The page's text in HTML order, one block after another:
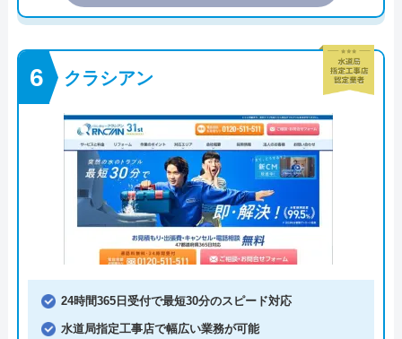
クラシアン
24時間365日受付で最短30分のスピード対応
水道局指定工事店で幅広い業務が可能